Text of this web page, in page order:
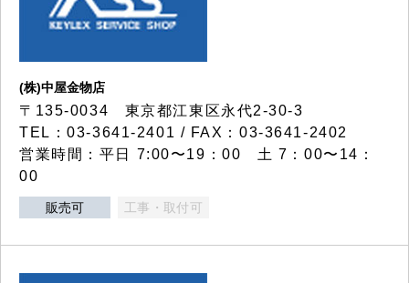
(株)中屋金物店
〒135-0034 東京都江東区永代2-30-3
TEL：03-3641-2401 / FAX：03-3641-2402
営業時間：平日 7:00〜19：00 土 7：00〜14：
00
販売可 工事・取付可